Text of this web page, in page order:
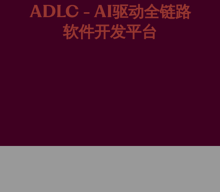
ADLC - AI驱动全链路
软件开发平台